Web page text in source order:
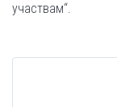
участвам“.